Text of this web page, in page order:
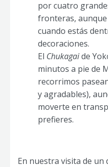
por cuatro
fronteras,
cuando estás
decoraciones.
El Chukagaide
minutos a pie de
recorrimos
y agradables),
moverte en
prefieres.
En nuestra visita de un